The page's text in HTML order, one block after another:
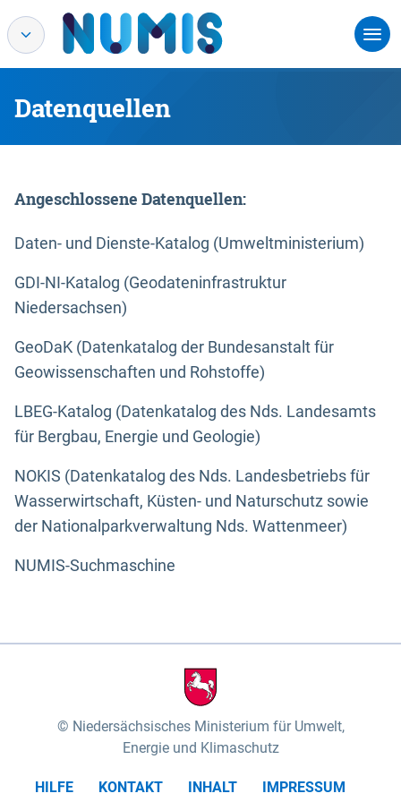
Datenquellen
Angeschlossene Datenquellen:
Daten- und Dienste-Katalog (Umweltministerium)
GDI-NI-Katalog (Geodateninfrastruktur
Niedersachsen)
GeoDaK (Datenkatalog der Bundesanstalt für
Geowissenschaften und Rohstoffe)
LBEG-Katalog (Datenkatalog des Nds. Landesamts
für Bergbau, Energie und Geologie)
NOKIS (Datenkatalog des Nds. Landesbetriebs für
Wasserwirtschaft, Küsten- und Naturschutz sowie
der Nationalparkverwaltung Nds. Wattenmeer)
NUMIS-Suchmaschine
Niedersächsisches Ministerium für Umwelt,
Energie und Klimaschutz
HILFE KONTAKT INHALT
IMPRESSUM